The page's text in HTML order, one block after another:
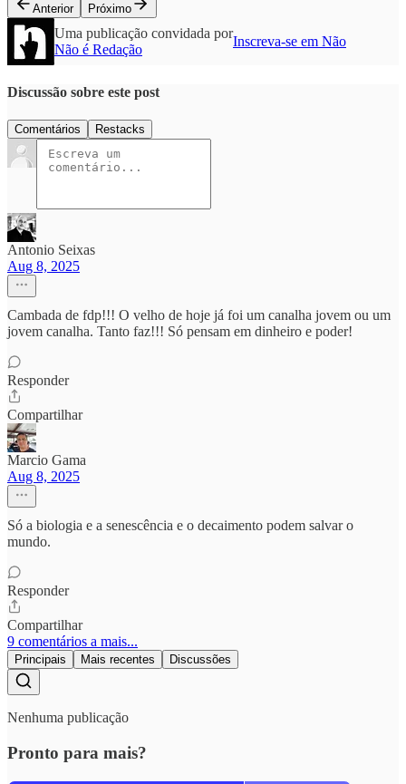
Anterior
Próximo
Uma publicação convidada por
Não é Redação
Inscreva-se em Não
Discussão sobre este post
Comentários Restacks
Antonio Seixas
Aug 8, 2025
Cambada de fdp!!! O velho de hoje já foi um canalha jovem ou um
jovem canalha. Tanto faz!!! Só pensam em dinheiro e poder!
Responder
Compartilhar
Marcio Gama
Aug 8, 2025
Só a biologia e a senescência e o decaimento podem salvar o
mundo.
Responder
Compartilhar
9 comentários a mais...
Principais Mais recentes Discussões
Nenhuma publicação
Pronto para mais?